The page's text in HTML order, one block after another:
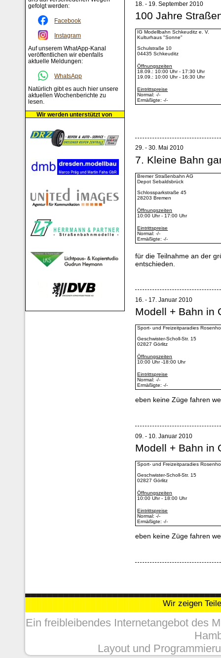
18. - 19. September 2010
100 Jahre
IG Modellbahn Schkeuditz e. V.
Kulturhaus "Sonne"
Schulstraße 10
04435 Schkeuditz
Öffnungszeiten
18.09.: 10:00 Uhr - 17:30 Uhr
19.09.: 10:00 Uhr - 16:30 Uhr
Eintrittspreise
Normal: -/-
Ermäßigte: -/-
29. - 30. Mai 2010
7. Kleine Bahn
Bremer Straßenbahn AG
Depot Sebaldsbrück
Schlossparkstraße 45
28203 Bremen
Öffnungszeiten
10:00 Uhr - 17:00 Uhr
Eintrittspreise
Normal: -/-
Ermäßigte: -/-
für die Teilnahme an der
entschieden.
16. - 17. Januar 2010
Modell + Bahn in
Sport- und Freizeitparadies
Geschwister-Scholl-Str. 15
02827 Görlitz
Öffnungszeiten
10:00 Uhr -18:00 Uhr
Eintrittspreise
Normal: -/-
Ermäßigte: -/-
eben keine Züge fahren
09. - 10. Januar 2010
Modell + Bahn in
Sport- und Freizeitparadies
Geschwister-Scholl-Str. 15
02827 Görlitz
Öffnungszeiten
10:00 Uhr - 18:00 Uhr
Eintrittspreise
Normal: -/-
Ermäßigte: -/-
eben keine Züge fahren
gefolgt werden:
Facebook
Instagram
Auf unserem WhatApp-Kanal
veröffentlichen wir ebenfalls
aktuelle Meldungen:
WhatsApp
Natürlich gibt es auch hier unsere
aktuellen Wochenberichte zu
lesen.
Wir werden unterstützt von
Wir zeigen
Ein freibleibendes Internetangebot des
Layout und